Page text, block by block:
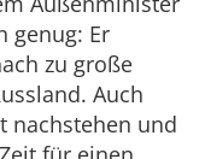
genug: Er
zu große
Auch
nachstehen und